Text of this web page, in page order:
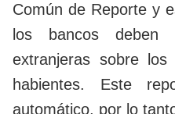
Común de Reporte y
los bancos deben
extranjeras sobre
habientes. Este
automático, por lo